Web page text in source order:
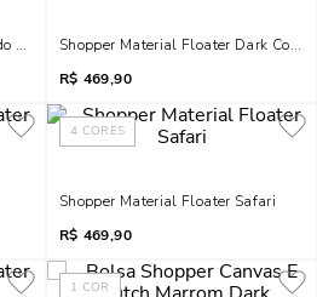
CrinkleShopper Material Floater Dark Cocoa
R$ 469,90
4 CORES
Shopper Material Floater Safari
R$ 469,90
1 COR